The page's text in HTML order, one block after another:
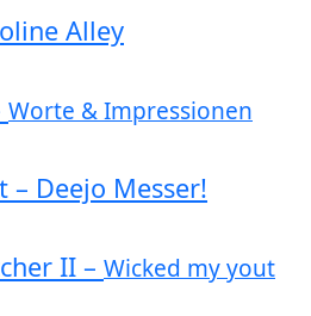
Alley
Worte & Impressionen
Deejo Messer!
II – Wicked my yout